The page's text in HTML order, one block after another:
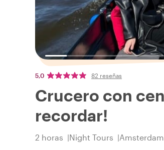
5,0 82 reseñas
Crucero con
recordar!
2 horas Night Tours Amsterdam